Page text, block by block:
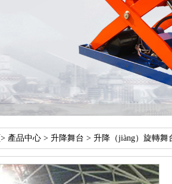
> 產品中心 > 升降舞台 > 升降（jiàng）旋轉舞